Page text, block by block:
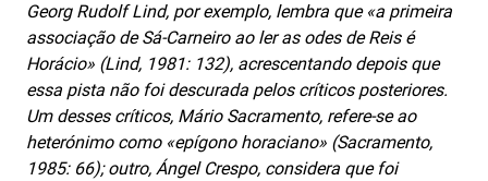
Georg Rudolf Lind, por exemplo, lembra que «a primeira
associação de Sá-Carneiro ao ler as odes de Reis é
Horácio» (Lind, 1981: 132), acrescentando depois que
essa pista não foi descurada pelos críticos posteriores.
Um desses críticos, Mário Sacramento, refere-se ao
heterónimo como «epígono horaciano» (Sacramento,
1985: 66); outro, Ángel Crespo, considera que foi